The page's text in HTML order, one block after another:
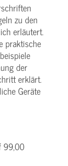
zu den
erläutert.
praktische
der
erklärt.
Geräte
99,00